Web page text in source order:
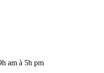
am à 5h pm